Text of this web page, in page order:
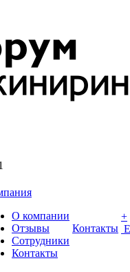
О компании
Отзывы
Сотрудники
Контакты
Контакты
+